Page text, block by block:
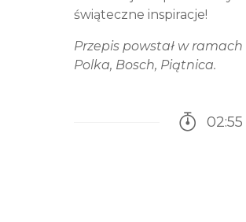
świąteczne inspiracje!
Przepis powstał w
Polka, Bosch, Piątnica.
02:55